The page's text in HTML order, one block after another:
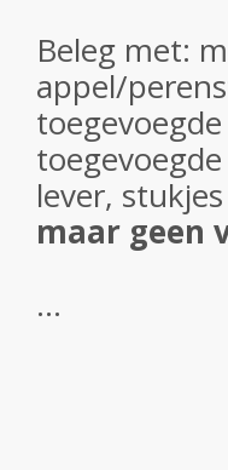
Beleg met:
appel/
lever,
maar geen
...